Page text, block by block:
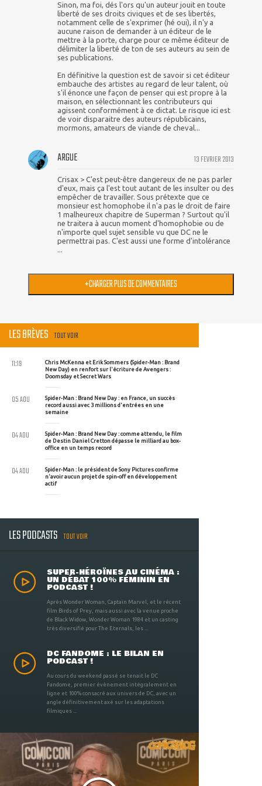
Sinon, ma foi, dés l'ors qu'un auteur jouit en toute
liberté de ses droits civiques et de ses libertés,
notamment celle de s'exprimer (hé oui), il n'y a
aucune raison de demander à un éditeur de le
mettre à la porte, charge pour ce même éditeur de
délimiter la liberté de ton de ses auteurs au sein de
ses publications.
En définitive la question est de savoir si cet éditeur
embauche des artistes au regard de leur talent, où
s'il énonce une façon de penser qui est propre à la
maison, en sélectionnant les contributeurs qui
agissent conformément à ce dictat. Le risque ici est
de voir disparaitre des auteurs républicains,
mormons, amateurs de viande de cheval...
13 FEVRIER 2013
ARGUE
Crisax > C'est peut-être dangereux de ne pas parler
d'eux, mais ça l'est tout autant de les insulter ou des
empêcher de travailler. Sous prétexte que ce
monsieur est homophobe il n'a pas le droit de faire
1 malheureux chapitre de Superman ? Surtout qu'il
ne traitera à aucun moment d'homophobie ou de
n'importe quel sujet sensible vu que DC ne le
permettrai pas. C'est aussi une forme d'intolérance
...
+CHARGER PLUS DE COMMENTAIRES
LES BRÈVES TOUT VOIR
Chris McKenna et Erik Sommers (Spider-Man : Brand
New Day) en renfort sur l'écriture de Avengers :
Doomsday et Secret Wars
11:19
Spider-Man : Brand New Day : en France, un succès
record aussi avec 3 millions d'entrées en une
semaine
05 AOU
Spider-Man : Brand New Day : comme attendu, le film
de Destin Daniel Cretton dépasse le milliard au box-
office en un temps record
04 AOU
Spider-Man : le président de Sony Pictures confirme
n'avoir aucun projet de spin-off en développement
actif
04 AOU
LES PODCASTS TOUT VOIR
SUPER-HÉROÏNES AU CINÉMA :
UN DÉBAT 100% FÉMININ EN
PODCAST !
Après Wonder Woman, Captain Marvel, et le récent
film Birds of Prey, mais aussi avec la venue proche
de Black Widow, Wonder Woman 1984 et un casting
très diversifié pour The Eternals, les ...
DC FANDOME : LE BILAN EN
PODCAST !
Au cours du weekend passé se tenait le DC
Fandome, premier évènement intégralement en
ligne et 100% consacré aux univers de DC, avec un
angle définitivement axé sur les adaptations
filmiques ...